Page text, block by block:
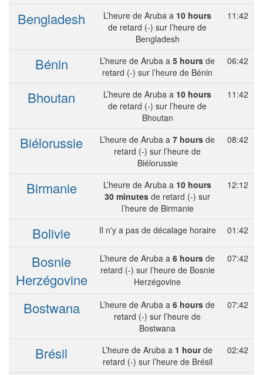
Bengladesh L’heure de Aruba a 10 hours
de retard (-) sur l’heure de
Bengladesh
11:42
Bénin L’heure de Aruba a 5 hours de
retard (-) sur l’heure de Bénin
06:42
Bhoutan L’heure de Aruba a 10 hours
de retard (-) sur l’heure de
Bhoutan
11:42
Biélorussie L’heure de Aruba a 7 hours de
retard (-) sur l’heure de
Biélorussie
08:42
Birmanie L’heure de Aruba a 10 hours
30 minutes de retard (-) sur
l’heure de Birmanie
12:12
Bolivie Il n'y a pas de décalage horaire 01:42
Bosnie
Herzégovine
L’heure de Aruba a 6 hours de
retard (-) sur l’heure de Bosnie
Herzégovine
07:42
Bostwana L’heure de Aruba a 6 hours de
retard (-) sur l’heure de
Bostwana
07:42
Brésil L’heure de Aruba a 1 hourde
retard (-) sur l’heure de Brésil
02:42